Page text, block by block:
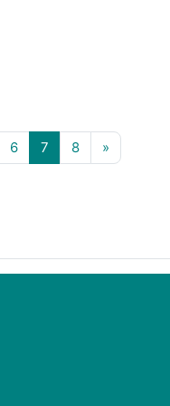
4 5
6Página 6
7Página 7
8Página 8
»Próxima